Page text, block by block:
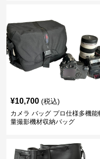
¥10,700 (税込)
カメラ バッグ プロ仕様多機能
量撮影機材収納バッグ